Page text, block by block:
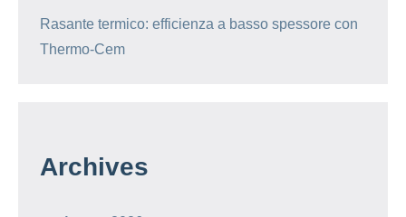
Rasante termico: efficienza a basso spessore con
Thermo-Cem
Archives